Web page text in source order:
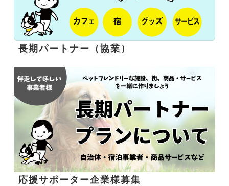
長期パートナー（協業）
応援サポーター企業様募集